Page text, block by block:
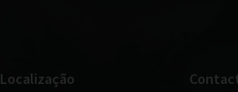
Localização